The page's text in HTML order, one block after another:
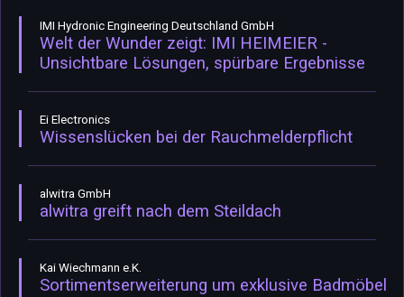
IMI Hydronic Engineering Deutschland GmbH
Welt der Wunder zeigt: IMI HEIMEIER -
Unsichtbare Lösungen, spürbare Ergebnisse
Ei Electronics
Wissenslücken bei der Rauchmelderpflicht
alwitra GmbH
alwitra greift nach dem Steildach
Kai Wiechmann e.K.
Sortimentserweiterung um exklusive Badmöbel